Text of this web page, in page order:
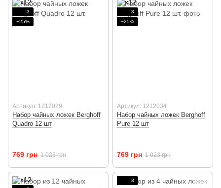
3
−25%
Артикул: 1212029
Набор чайных ложек Berghoff
Quadro 12 шт
769 грн 1 023 грн
3
−25%
Артикул: 1212034
Набор чайных ложек Berghoff
Pure 12 шт
769 грн 1 023 грн
3